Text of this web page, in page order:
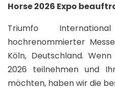
Horse 2026 Expo
Triumfo
hochrenommierter
Köln, Deutschland.
2026 teilnehmen und
möchten, haben wir die